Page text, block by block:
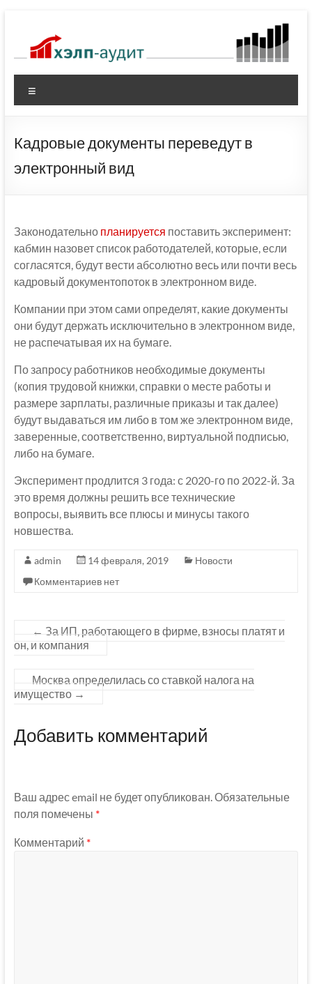
содержимому
Кадровые документы переведут в
электронный вид
Законодательно планируется поставить эксперимент:
кабмин назовет список работодателей, которые, если
согласятся, будут вести абсолютно весь или почти весь
кадровый документопоток в электронном виде.
Компании при этом сами определят, какие документы
они будут держать исключительно в электронном виде,
не распечатывая их на бумаге.
По запросу работников необходимые документы
(копия трудовой книжки, справки о месте работы и
размере зарплаты, различные приказы и так далее)
будут выдаваться им либо в том же электронном виде,
заверенные, соответственно, виртуальной подписью,
либо на бумаге.
Эксперимент продлится 3 года: с 2020-го по 2022-й. За
это время должны решить все технические
вопросы, выявить все плюсы и минусы такого
новшества.
admin 14 февраля, 2019
Новости
Комментариев нет
← За ИП, работающего в фирме, взносы платят и
он, и компания
Москва определилась со ставкой налога на
имущество →
Добавить комментарий
Ваш адрес email не будет опубликован. Обязательные
поля помечены *
Комментарий *